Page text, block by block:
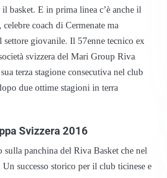
basket. E in prima linea c’è anche il
coach di Cermenate ma
settore giovanile. Il 57enne tecnico ex
svizzera del Mari Group Riva
terza stagione consecutiva nel club
due ottime stagioni in terra
Svizzera 2016
panchina del Riva Basket che nel
successo storico per il club ticinese e